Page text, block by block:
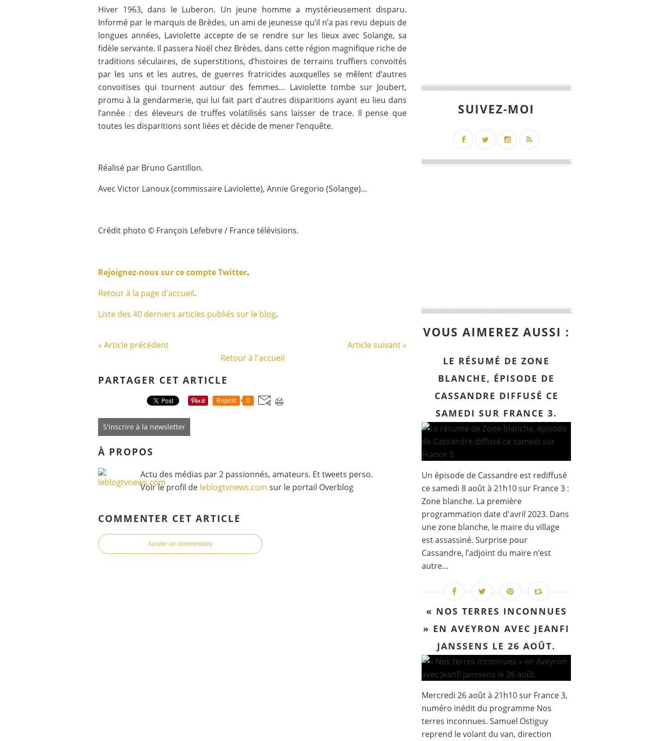
Hiver 1963, dans le Luberon. Un jeune homme a mystérieusement disparu.
Informé par le marquis de Brèdes, un ami de jeunesse qu’il n’a pas revu depuis de
longues années, Laviolette accepte de se rendre sur les lieux avec Solange, sa
fidèle servante. Il passera Noël chez Brèdes, dans cette région magnifique riche de
traditions séculaires, de superstitions, d’histoires de terrains truffiers convoités
par les uns et les autres, de guerres fratricides auxquelles se mêlent d’autres
convoitises qui tournent autour des femmes… Laviolette tombe sur Joubert,
promu à la gendarmerie, qui lui fait part d'autres disparitions ayant eu lieu dans
l’année : des éleveurs de truffes volatilisés sans laisser de trace. Il pense que
toutes les disparitions sont liées et décide de mener l’enquête.
Réalisé par Bruno Gantillon.
Avec Victor Lanoux (commissaire Laviolette), Annie Gregorio (Solange)…
Crédit photo © François Lefebvre / France télévisions.
Rejoignez-nous sur ce compte Twitter.
Retour à la page d'accueil.
Liste des 40 derniers articles publiés sur le blog.
« Article précédent
Article suivant »
Retour à l'accueil
PARTAGER CET ARTICLE
Repost 0
S'inscrire à la newsletter
À PROPOS
Actu des médias par 2 passionnés, amateurs. Et tweets perso.
Voir le profil de leblogtvnews.com sur le portail Overblog
COMMENTER CET ARTICLE
Ajouter un commentaire
SUIVEZ-MOI
VOUS AIMEREZ AUSSI :
LE RÉSUMÉ DE ZONE
BLANCHE, ÉPISODE DE
CASSANDRE DIFFUSÉ CE
SAMEDI SUR FRANCE 3.
Un épisode de Cassandre est rediffusé
ce samedi 8 août à 21h10 sur France 3 :
Zone blanche. La première
programmation date d'avril 2023. Dans
une zone blanche, le maire du village
est assassiné. Surprise pour
Cassandre, l’adjoint du maire n’est
autre...
« NOS TERRES INCONNUES
» EN AVEYRON AVEC JEANFI
JANSSENS LE 26 AOÛT.
Mercredi 26 août à 21h10 sur France 3,
numéro inédit du programme Nos
terres inconnues. Samuel Ostiguy
reprend le volant du van, direction